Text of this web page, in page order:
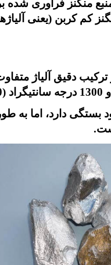
منگنز فرآوری شده
دقیق آلیاژ